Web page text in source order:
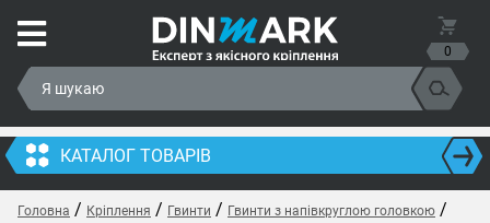
0
КАТАЛОГ ТОВАРІВ
Головна / Кріплення / Гвинти / Гвинти з напівкруглою головкою /